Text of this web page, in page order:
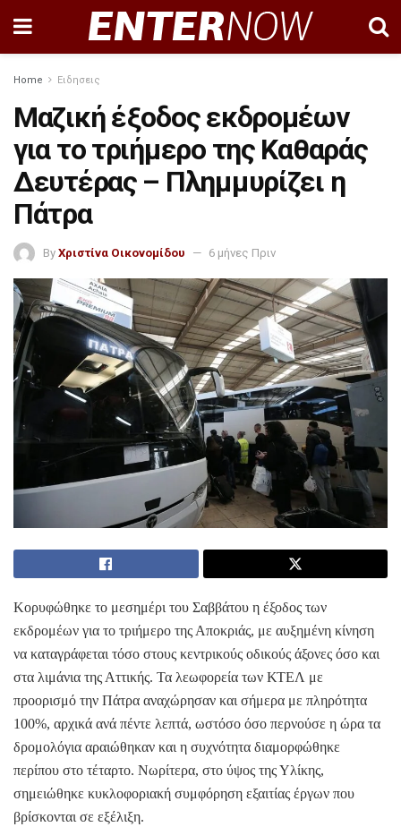
Home Ειδησεις
Μαζική έξοδος εκδρομέων
για το τριήμερο της Καθαράς
Δευτέρας – Πλημμυρίζει η
Πάτρα
By Χριστίνα Οικονομίδου 6 μήνες Πριν
Κορυφώθηκε το μεσημέρι του Σαββάτου η έξοδος των
εκδρομέων για το τριήμερο της Αποκριάς, με αυξημένη κίνηση
να καταγράφεται τόσο στους κεντρικούς οδικούς άξονες όσο και
στα λιμάνια της Αττικής. Τα λεωφορεία των ΚΤΕΛ με
προορισμό την Πάτρα αναχώρησαν και σήμερα με πληρότητα
100%, αρχικά ανά πέντε λεπτά, ωστόσο όσο περνούσε η ώρα τα
δρομολόγια αραιώθηκαν και η συχνότητα διαμορφώθηκε
περίπου στο τέταρτο. Νωρίτερα, στο ύψος της Υλίκης,
σημειώθηκε κυκλοφοριακή συμφόρηση εξαιτίας έργων που
βρίσκονται σε εξέλιξη.